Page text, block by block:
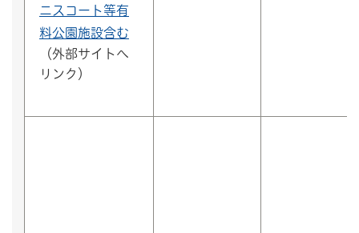
ニスコート等有
料公園施設含む
（外部サイトへ
リンク）